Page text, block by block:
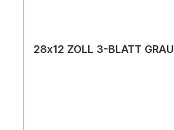
28x12 ZOLL 3-BLATT GRAU